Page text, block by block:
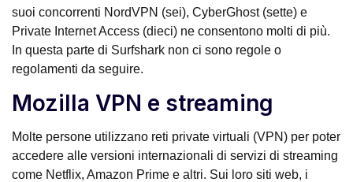
suoi concorrenti NordVPN (sei), CyberGhost (sette) e
Private Internet Access (dieci) ne consentono molti di più.
In questa parte di Surfshark non ci sono regole o
regolamenti da seguire.
Mozilla VPN e streaming
Molte persone utilizzano reti private virtuali (VPN) per poter
accedere alle versioni internazionali di servizi di streaming
come Netflix, Amazon Prime e altri. Sui loro siti web, i